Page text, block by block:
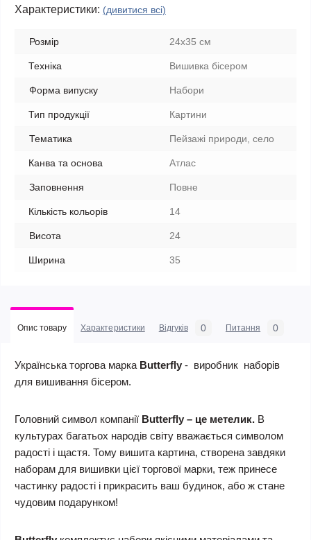
Характеристики: (дивитися всі)
Розмір 24х35 см
Техніка Вишивка бісером
Форма випуску Набори
Тип продукції Картини
Тематика Пейзажі природи, село
Канва та основа Атлас
Заповнення Повне
Кількість кольорів 14
Висота 24
Ширина 35
Опис товару Характеристики Відгуків 0 Питання 0
Українська торгова марка Butterfly - виробник наборів
для вишивання бісером.
Головний символ компанії Butterfly – це метелик. В
культурах багатьох народів світу вважається символом
радості і щастя. Тому вишита картина, створена завдяки
наборам для вишивки цієї торгової марки, теж принесе
частинку радості і прикрасить ваш будинок, або ж стане
чудовим подарунком!